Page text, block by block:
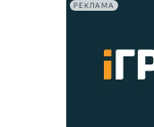
РЕКЛАМА